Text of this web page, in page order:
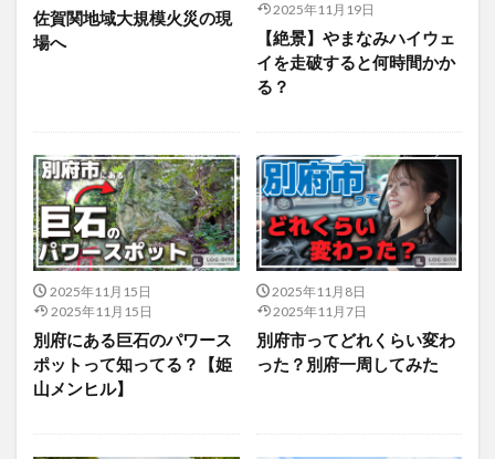
佐賀関地域大規模火災の現
場へ
2025年11月19日
【絶景】やまなみハイウェ
イを走破すると何時間かか
る？
2025年11月15日
2025年11月15日
別府にある巨石のパワース
ポットって知ってる？【姫
山メンヒル】
2025年11月8日
2025年11月7日
別府市ってどれくらい変わ
った？別府一周してみた